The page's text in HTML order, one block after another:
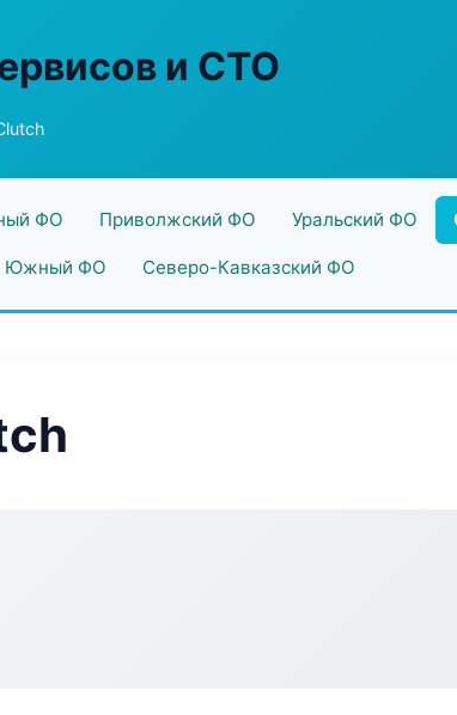
и СТО
ФО Приволжский ФО Уральский ФО
Южный ФО Северо-Кавказский ФО